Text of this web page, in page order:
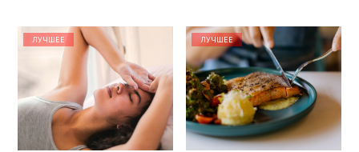
ЛУЧШЕЕ ЛУЧШЕЕ